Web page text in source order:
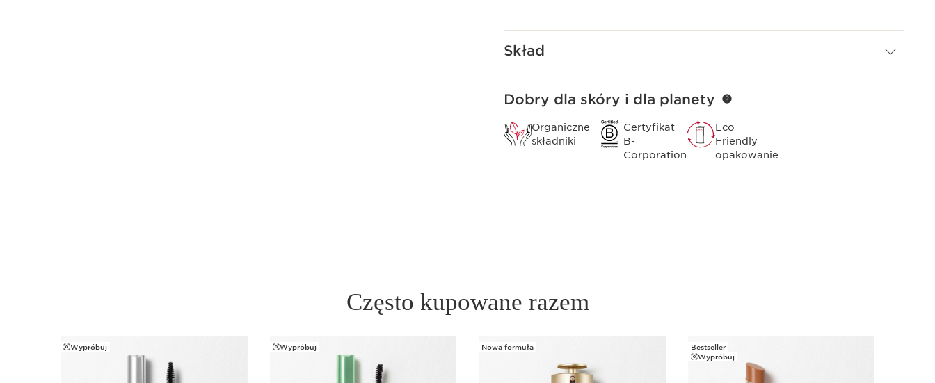
Skład
Dobry dla skóry i dla planety
Organiczne
składniki
Certyfikat
B-
Corporation
Eco
Friendly
opakowanie
Często kupowane razem
PRZEJDŹ DO TREŚCI
Wypróbuj Wypróbuj Nowa formuła
Bestseller
Wypróbuj